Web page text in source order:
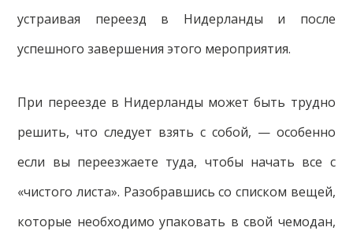
устраивая переезд в Нидерланды и после
успешного завершения этого мероприятия.
При переезде в Нидерланды может быть трудно
решить, что следует взять с собой, — особенно
если вы переезжаете туда, чтобы начать все с
«чистого листа». Разобравшись со списком вещей,
которые необходимо упаковать в свой чемодан,